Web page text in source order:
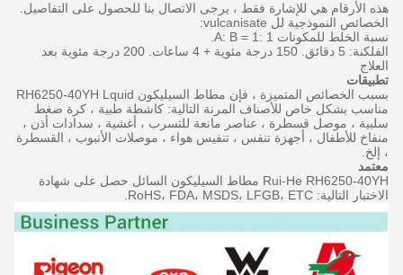
هذه الأرقام هي للإشارة فقط ، يرجى الاتصال بنا للحصول على التفاصيل.
الخصائص النموذجية لل vulcanisate:
نسبة الخلط للمكونات A: B = 1: 1.
الفلكنة: 5 دقائق.
150 درجة مئوية + 4 ساعات.
200 درجة مئوية بعد
العلاج
تطبيقات
بسبب الخصائص المتميزة ، فإن مطاط السيليكون RH6250-40YH Lquid
مناسب بشكل خاص للأصناف المرنة التالية: كاشطة طبية ، كرة ضغط
سلبية ، موصل قسطرة ، عناصر مانعة للتسرب ، أغشية ، سدادات أذن ،
منفاخ للأطفال ، أجهزة تنفس ، تنفيس هواء ، موصلات الأنبوب ، القسطرة
، إلخ.
معتمد
Rui-He RH6250-40YH مطاط السيليكون السائل حصل على شهادة
الاختبار التالية: RoHS، FDA، MSDS، LFGB، ETC.